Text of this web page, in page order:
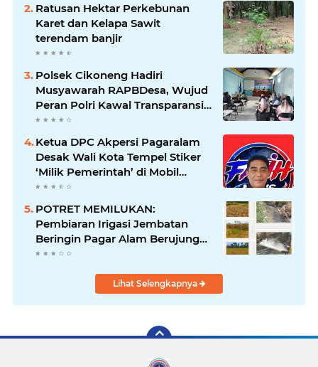
Ratusan Hektar Perkebunan
Karet dan Kelapa Sawit
terendam banjir
Polsek Cikoneng Hadiri
Musyawarah RAPBDesa, Wujud
Peran Polri Kawal Transparansi
dan Kamtibmas Desa
Ketua DPC Akpersi Pagaralam
Desak Wali Kota Tempel Stiker
‘Milik Pemerintah’ di Mobil
Dinas, Cegah Penyalahgunaan
POTRET MEMILUKAN:
Pembiaran Irigasi Jembatan
Beringin Pagar Alam Berujung
'Bencana' Bagi Petani
Lihat Selengkapnya